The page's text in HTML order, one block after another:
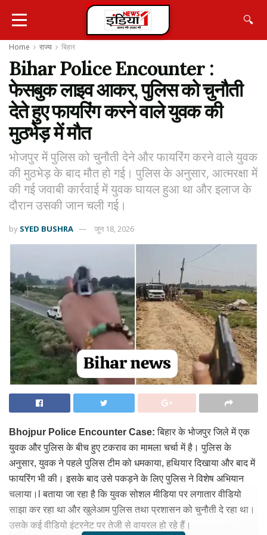
🔍
Home राज्य बिहार
Bihar Police Encounter :
फेसबुक लाइव आकर, पुलिस को चुनौती
देते हुए फायरिंग करने वाले युवक की
मुठभेड़ में मौत
भोजपुर में पुलिस को चुनौती देने और फायरिंग करने वाले युवक
की मुठभेड़ के बाद मौत हो गई। पुलिस के अनुसार, आत्मरक्षा में
की गई जवाबी कार्रवाई में युवक घायल हुआ था और इलाज के
दौरान उसकी जान चली गई।
by SYED BUSHRA जून 18, 2026
Bhojpur Police Encounter Case: बिहार के भोजपुर जिले में एक
युवक और पुलिस के बीच हुए टकराव का मामला चर्चा में है। पुलिस के
अनुसार, युवक ने पहले पुलिस टीम को धमकाया, हथियार दिखाया और बाद में
फायरिंग भी की। इसके बाद उसे पकड़ने के लिए पुलिस ने विशेष अभियान
चलाया।l बताया जा रहा है कि युवक सोशल मीडिया पर लगातार वीडियो
साझा कर रहा था और खुलेआम पुलिस तथा प्रशासन को चुनौती दे रहा था।
उसके कई वीडियो इंटरनेट पर तेजी से वायरल हो रहे हैं।